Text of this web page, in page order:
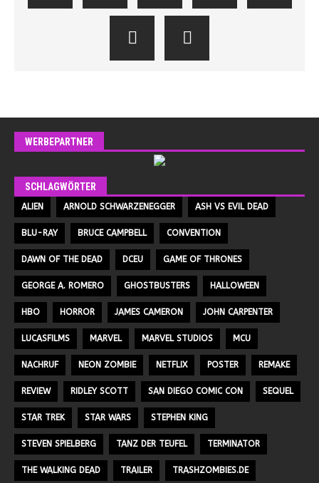
WERBEPARTNER
SCHLAGWÖRTER
ALIEN ARNOLD SCHWARZENEGGER ASH VS EVIL DEAD
BLU-RAY BRUCE CAMPBELL CONVENTION
DAWN OF THE DEAD DCEU GAME OF THRONES
GEORGE A. ROMERO GHOSTBUSTERS HALLOWEEN
HBO HORROR JAMES CAMERON JOHN CARPENTER
LUCASFILMS MARVEL MARVEL STUDIOS MCU
NACHRUF NEON ZOMBIE NETFLIX POSTER REMAKE
REVIEW RIDLEY SCOTT SAN DIEGO COMIC CON SEQUEL
STAR TREK STAR WARS STEPHEN KING
STEVEN SPIELBERG TANZ DER TEUFEL TERMINATOR
THE WALKING DEAD TRAILER TRASHZOMBIES.DE